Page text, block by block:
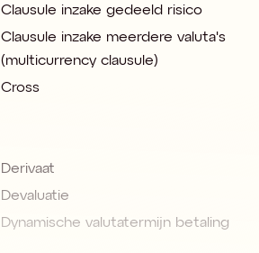
Clausule inzake gedeeld risico
Clausule inzake meerdere valuta's
(multicurrency clausule)
Cross
Derivaat
Devaluatie
Dynamische valutatermijn betaling